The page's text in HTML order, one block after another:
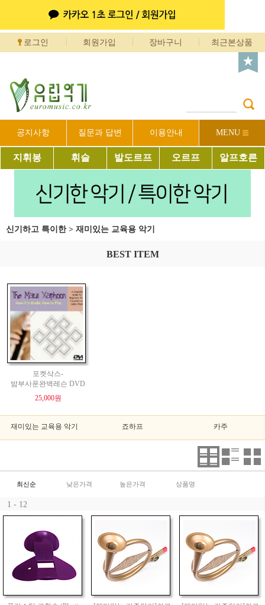
로그인 회원가입 장바구니 최근본상품
공지사항 질문과 답변 이용안내 MENU
지휘봉 휘슬 발도르프 오르프 알프호른
신기하고 특이한> 재미있는 교육용 악기
BEST ITEM
포켓삭스-
밤부사푼완벽레슨 DVD
25,000원
재미있는 교육용 악기 죠하프 카주
최신순 낮은가격 높은가격 상품명
1 - 12